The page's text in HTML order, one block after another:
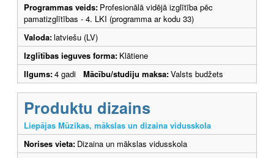
Programmas veids: Profesionālā vidējā izglītība pēc
pamatizglītības - 4. LKI (programma ar kodu 33)
Valoda:latviešu (LV)
Izglītības ieguves forma: Klātiene
Ilgums:4 gadi Mācību/studiju maksa:Valsts budžets
Produktu dizains
Liepājas Mūzikas, mākslas un dizaina vidusskola
Norises vieta: Dizaina un mākslas vidusskola